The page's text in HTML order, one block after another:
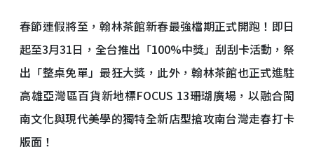
春節連假將至，翰林茶館新春最強檔期正式開跑！即日
起至3月31日，全台推出「100%中獎」刮刮卡活動，祭
出「整桌免單」最狂大獎，此外，翰林茶館也正式進駐
高雄亞灣區百貨新地標FOCUS 13珊瑚廣場，以融合閩
南文化與現代美學的獨特全新店型搶攻南台灣走春打卡
版面！